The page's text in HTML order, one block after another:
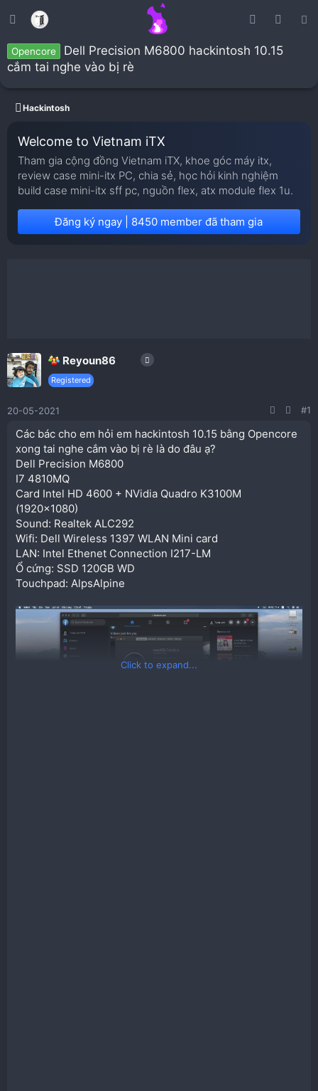
Opencore
Dell Precision M6800 hackintosh 10.15
cắm tai nghe vào bị rè
Hackintosh
Welcome to Vietnam iTX
Tham gia cộng đồng Vietnam iTX, khoe góc máy itx,
review case mini-itx PC, chia sẻ, học hỏi kinh nghiệm
build case mini-itx sff pc, nguồn flex, atx module flex 1u.
Đăng ký ngay | 8450 member đã tham gia
Reyoun86
Registered
20-05-2021 #1
Các bác cho em hỏi em hackintosh 10.15 bằng Opencore
xong tai nghe cắm vào bị rè là do đâu ạ?
Dell Precision M6800
I7 4810MQ
Card Intel HD 4600 + NVidia Quadro K3100M
(1920×1080)
Sound: Realtek ALC292
Wifi: Dell Wireless 1397 WLAN Mini card
LAN: Intel Ethenet Connection I217-LM
Ổ cứng: SSD 120GB WD
Touchpad: AlpsAlpine
Click to expand...